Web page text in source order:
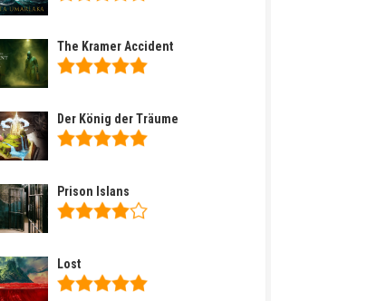
The Kramer Accident
Der König der Träume
Prison Islans
Lost